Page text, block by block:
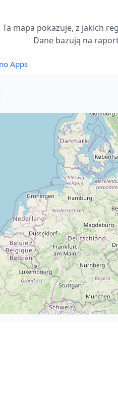
Ta mapa pokazuje, z jakich
Dane bazują na
Apps